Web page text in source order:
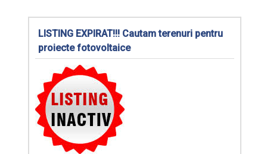
LISTING EXPIRAT!!! Cautam terenuri pentru
proiecte fotovoltaice